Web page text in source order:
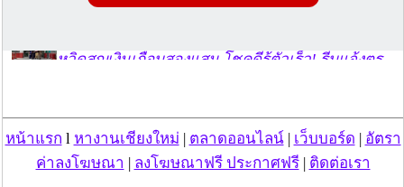
กระทู้/ข่าว อื่นๆ ที่น่าสนใจ ในเว็บไซต์ cmprice.com
หวิดสูญเงินเกือบสองแสน โชคดีรู้ตัวเร็ว! รีบแจ้งตร.
ตร.สภ.เมืองลำพูน ยึดยาบ้ากว่า 700 เม็ด หลังชาว
บ้านแจ้งพบถุงพลาสติกพันเทปสีดำต้องสงสัยในสวน
หน้าแรก l หางานเชียงใหม่ ตลาดออนไลน์| เว็บบอร์ด
อัตรา
ค่าลงโฆษณา
ลงโฆษณาฟรี ประกาศฟรี| ติดต่อเรา